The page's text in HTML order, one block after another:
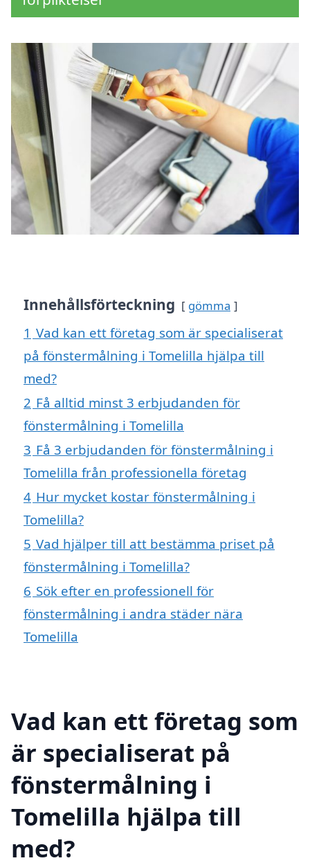
Innehållsförteckning gömma
1 Vad kan ett företag som är specialiserat
på fönstermålning i Tomelilla hjälpa till
med?
2 Få alltid minst 3 erbjudanden för
fönstermålning i Tomelilla
3 Få 3 erbjudanden för fönstermålning i
Tomelilla från professionella företag
4 Hur mycket kostar fönstermålning i
Tomelilla?
5 Vad hjälper till att bestämma priset på
fönstermålning i Tomelilla?
6 Sök efter en professionell för
fönstermålning i andra städer nära
Tomelilla
Vad kan ett företag som
är specialiserat på
fönstermålning i
Tomelilla hjälpa till
med?